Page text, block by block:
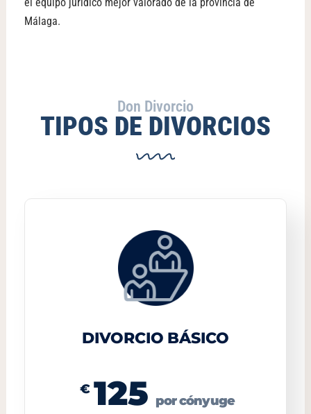
Málaga.
Don Divorcio
TIPOS DE DIVORCIOS
DIVORCIO BÁSICO
€ 125 por cónyuge